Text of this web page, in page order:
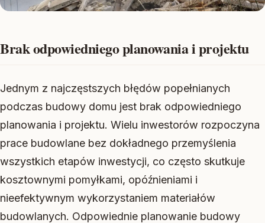
Brak odpowiedniego planowania i projektu
Jednym z najczęstszych błędów popełnianych
podczas budowy domu jest brak odpowiedniego
planowania i projektu. Wielu inwestorów rozpoczyna
prace budowlane bez dokładnego przemyślenia
wszystkich etapów inwestycji, co często skutkuje
kosztownymi pomyłkami, opóźnieniami i
nieefektywnym wykorzystaniem materiałów
budowlanych. Odpowiednie planowanie budowy